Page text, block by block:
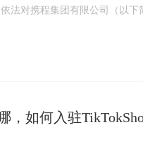
法对携程集团有限公司（以
，如何入驻